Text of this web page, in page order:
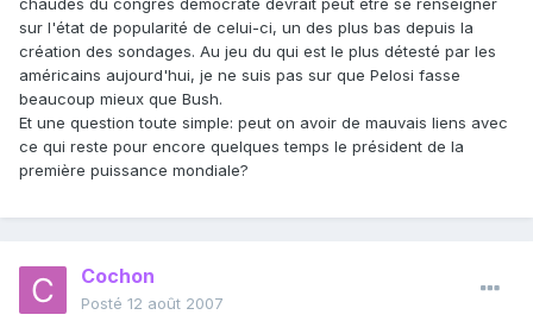
chaudes du congrès démocrate devrait peut être se renseigner
sur l'état de popularité de celui-ci, un des plus bas depuis la
création des sondages. Au jeu du qui est le plus détesté par les
américains aujourd'hui, je ne suis pas sur que Pelosi fasse
beaucoup mieux que Bush.
Et une question toute simple: peut on avoir de mauvais liens avec
ce qui reste pour encore quelques temps le président de la
première puissance mondiale?
Cochon
Posté 12 août 2007